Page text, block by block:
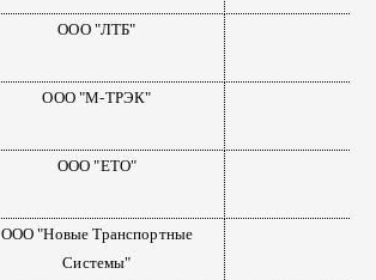
ООО "ЛТБ"
ООО "М-ТРЭК"
ООО "ЕТО"
ООО "Новые Транспортные
Системы"